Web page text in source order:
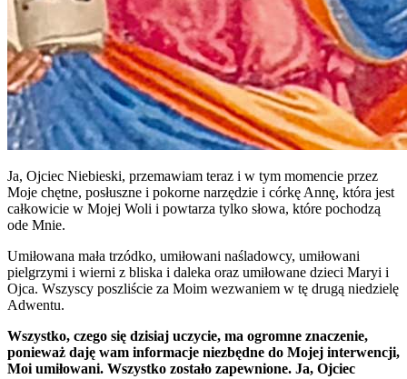
Ja, Ojciec Niebieski, przemawiam teraz i w tym momencie przez
Moje chętne, posłuszne i pokorne narzędzie i córkę Annę, która jest
całkowicie w Mojej Woli i powtarza tylko słowa, które pochodzą
ode Mnie.
Umiłowana mała trzódko, umiłowani naśladowcy, umiłowani
pielgrzymi i wierni z bliska i daleka oraz umiłowane dzieci Maryi i
Ojca. Wszyscy poszliście za Moim wezwaniem w tę drugą niedzielę
Adwentu.
Wszystko, czego się dzisiaj uczycie, ma ogromne znaczenie,
ponieważ daję wam informacje niezbędne do Mojej interwencji,
Moi umiłowani. Wszystko zostało zapewnione. Ja, Ojciec